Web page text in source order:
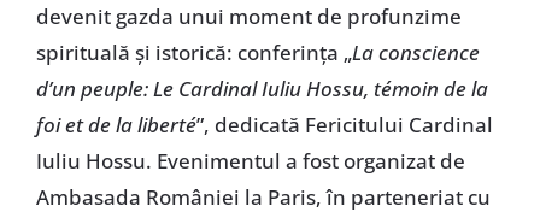
devenit gazda unui moment de profunzime
spirituală și istorică: conferința „La conscience
d’un peuple: Le Cardinal Iuliu Hossu, témoin de la
foi et de la liberté”, dedicată Fericitului Cardinal
Iuliu Hossu. Evenimentul a fost organizat de
Ambasada României la Paris, în parteneriat cu